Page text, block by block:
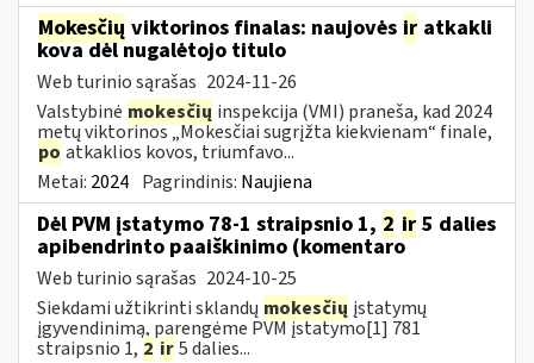
Mokesčių viktorinos finalas: naujovės ir atkakli
kova dėl nugalėtojo titulo
Web turinio sąrašas 2024-11-26
Valstybinė mokesčių inspekcija (VMI) praneša, kad 2024
metų viktorinos „Mokesčiai sugrįžta kiekvienam“ finale,
po atkaklios kovos, triumfavo...
Metai: 2024 Pagrindinis: Naujiena
Dėl PVM įstatymo 78-1 straipsnio 1, 2 ir 5 dalies
apibendrinto paaiškinimo (komentaro
Web turinio sąrašas 2024-10-25
Siekdami užtikrinti sklandų mokesčių įstatymų
įgyvendinimą, parengėme PVM įstatymo[1] 781
straipsnio 1, 2 ir5 dalies...